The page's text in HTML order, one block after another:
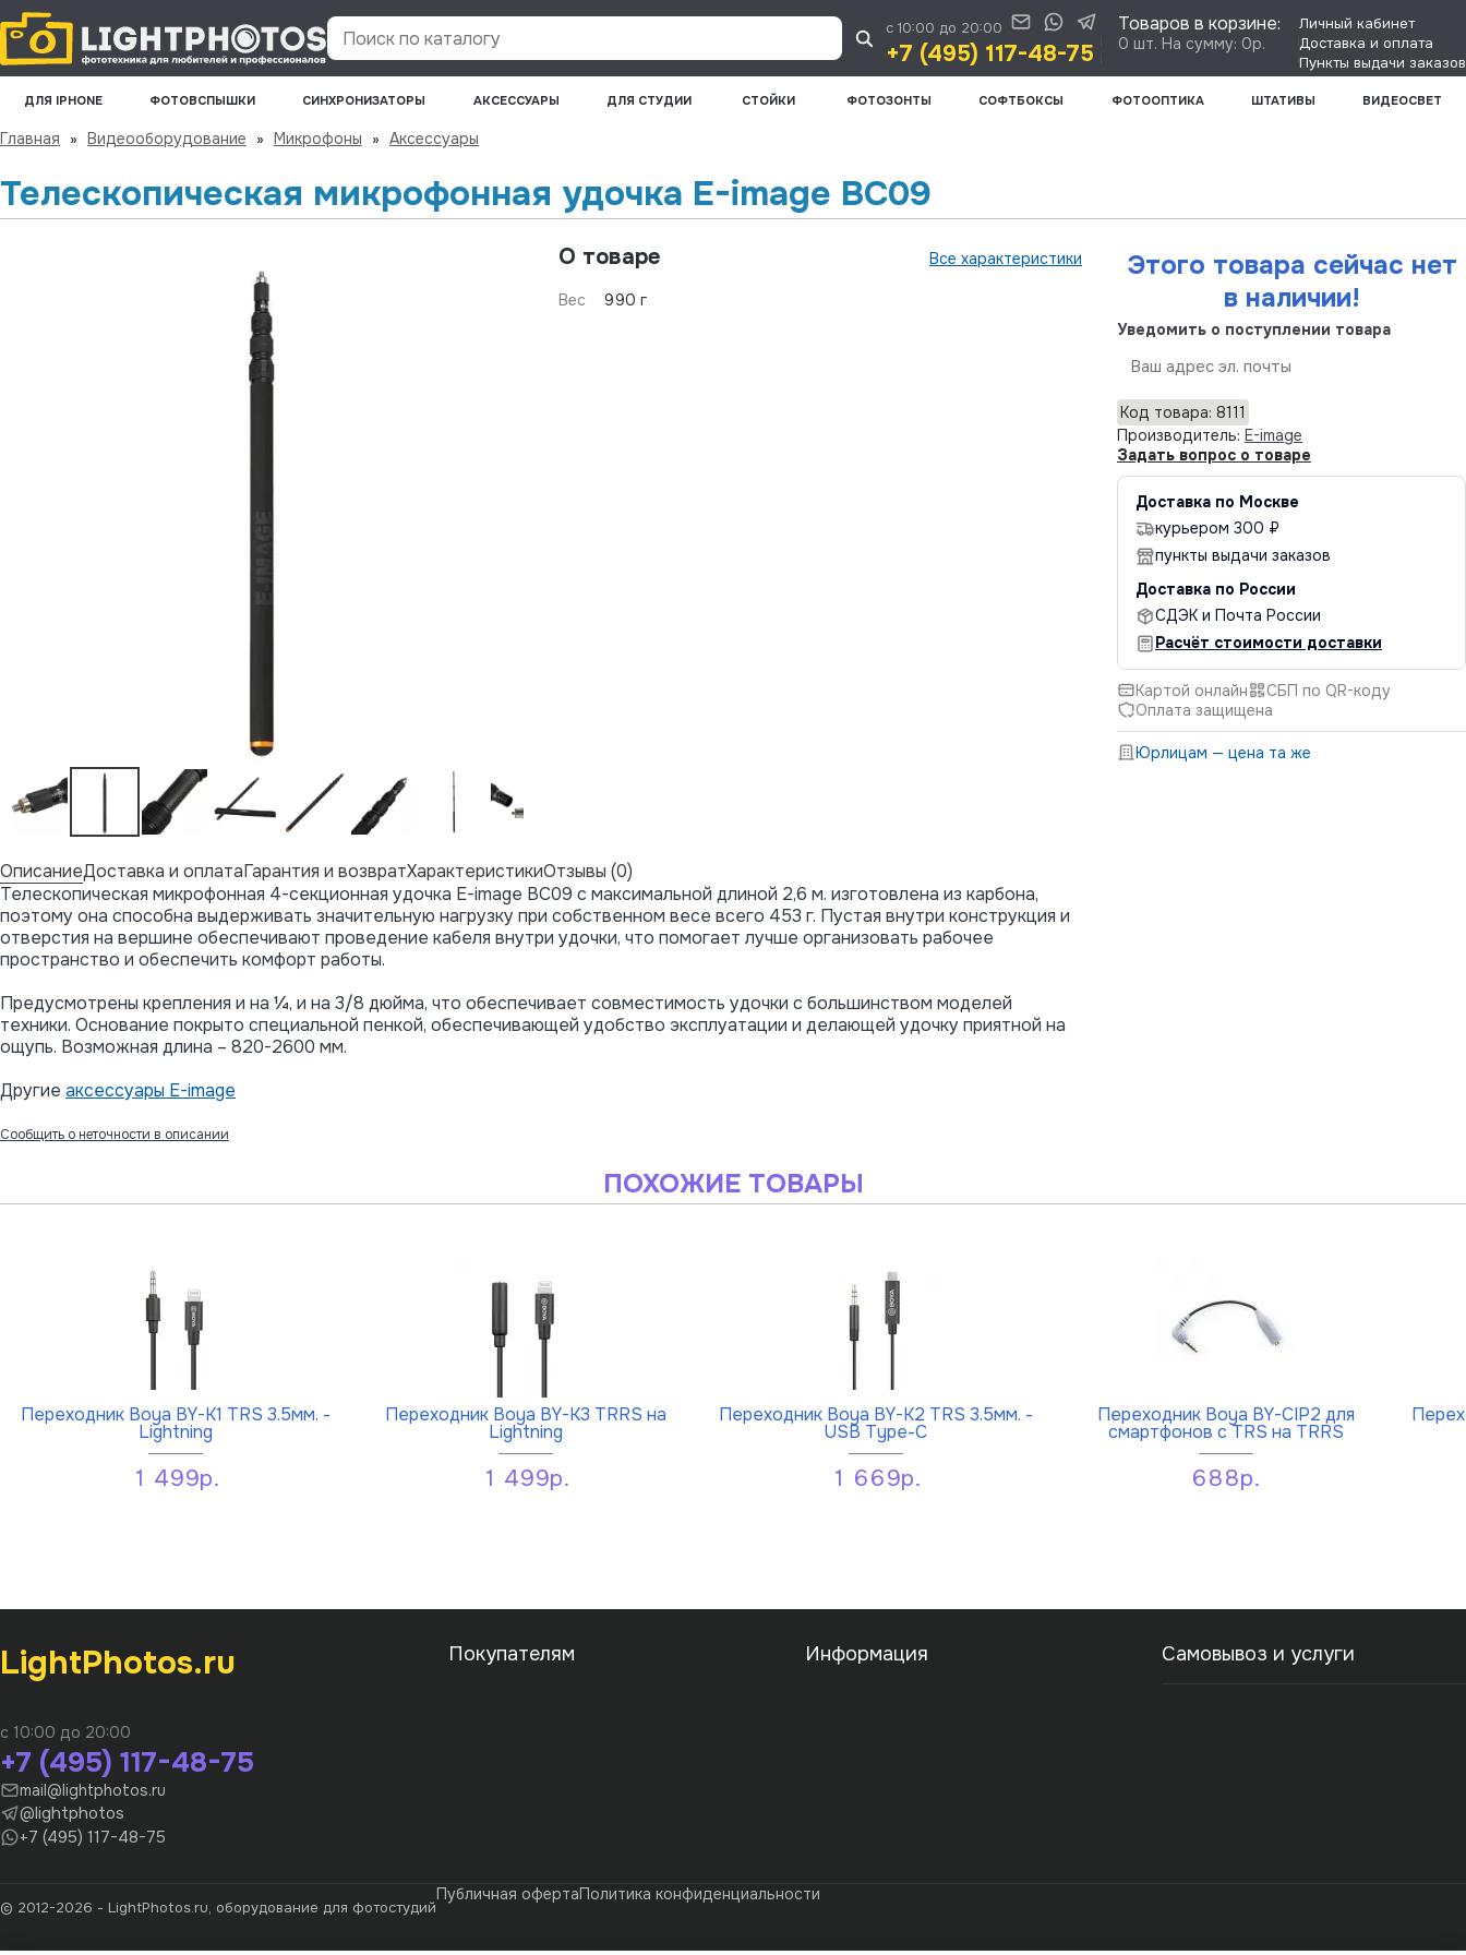
Поиск по каталогу
Личный кабинет
Доставка и оплата
Пункты выдачи заказов
Товаров в корзине:
0 шт. На сумму: 0р.
с 10:00 до 20:00
+7 (495) 117-48-75
ДЛЯ IPHONE ФОТОВСПЫШКИ СИНХРОНИЗАТОРЫ АКСЕССУАРЫ ДЛЯ СТУДИИ СТОЙКИ ФОТОЗОНТЫ СОФТБОКСЫ ФОТООПТИКА ШТАТИВЫ ВИДЕОСВЕТ
Главная » Видеооборудование » Микрофоны » Аксессуары
Телескопическая микрофонная удочка E-image BC09
О товаре Все характеристики
Вес 990 г
Этого товара сейчас нет
в наличии!
Уведомить о поступлении товара
Код товара: 8111
Производитель: E-image
Задать вопрос о товаре
Доставка по Москве
курьером 300 ₽
пункты выдачи заказов
Доставка по России
СДЭК и Почта России
Расчёт стоимости доставки
Картой онлайн
СБП по QR-коду
Оплата защищена
Юрлицам — цена та же
ОписаниеДоставка и оплатаГарантия и возвратХарактеристикиОтзывы (0)
Телескопическая микрофонная 4-секционная удочка E-image BC09 с максимальной длиной 2,6 м. изготовлена из карбона,
поэтому она способна выдерживать значительную нагрузку при собственном весе всего 453 г. Пустая внутри конструкция и
отверстия на вершине обеспечивают проведение кабеля внутри удочки, что помогает лучше организовать рабочее
пространство и обеспечить комфорт работы.
Предусмотрены крепления и на ¼, и на 3/8 дюйма, что обеспечивает совместимость удочки с большинством моделей
техники. Основание покрыто специальной пенкой, обеспечивающей удобство эксплуатации и делающей удочку приятной на
ощупь. Возможная длина – 820-2600 мм.
Другие аксессуары E-image
Сообщить о неточности в описании
ПОХОЖИЕ ТОВАРЫ
Переходник Boya BY-K1 TRS 3.5мм. -
Lightning
1 499р.
Переходник Boya BY-K3 TRRS на
Lightning
1 499р.
Переходник Boya BY-K2 TRS 3.5мм. -
USB Type-C
1 669р.
Переходник Boya BY-CIP2 для
смартфонов с TRS на TRRS
688р.
LightPhotos.ru
с 10:00 до 20:00
+7 (495) 117-48-75
mail@lightphotos.ru
@lightphotos
+7 (495) 117-48-75
Покупателям Информация Самовывоз и услуги
© 2012-2026 - LightPhotos.ru, оборудование для фотостудий
Публичная офертаПолитика конфиденциальности